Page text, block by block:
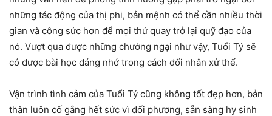
những tác động của thị phi, bản mệnh có thể cần nhiều thời
gian và công sức hơn để mọi thứ quay trở lại quỹ đạo của
nó. Vượt qua được những chướng ngại như vậy, Tuổi Tý sẽ
có được bài học đáng nhớ trong cách đối nhân xử thế.
Vận trình tình cảm của Tuổi Tý cũng không tốt đẹp hơn, bản
thân luôn cố gắng hết sức vì đối phương, sẵn sàng hy sinh